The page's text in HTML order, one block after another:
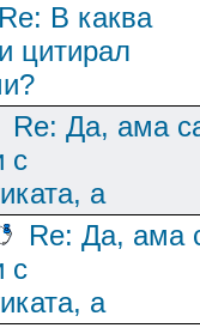
Re: В каква
цитирал
Re: Да, ама
с
а
Re: Да, ама
с
а